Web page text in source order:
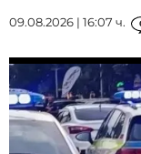
09.08.2026 | 16:07 ч.